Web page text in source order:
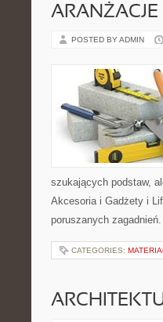
ARANŻACJE
POSTED BY ADMIN
szukających podstaw,
Akcesoria i Gadżety i
poruszanych
CATEGORIES: